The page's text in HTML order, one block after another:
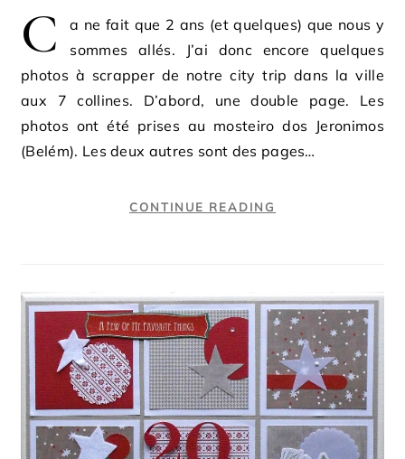
C
a ne fait que 2 ans (et quelques) que nous y
sommes allés. J’ai donc encore quelques
photos à scrapper de notre city trip dans la ville
aux 7 collines. D’abord, une double page. Les
photos ont été prises au mosteiro dos Jeronimos
(Belém). Les deux autres sont des pages…
CONTINUE READING